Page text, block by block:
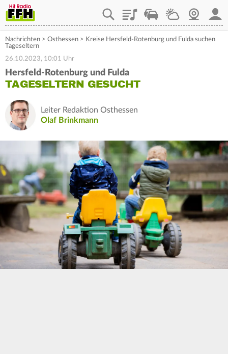
PlaylistStaupilotWetterWebcam
Nachrichten > Osthessen > Kreise Hersfeld-Rotenburg und Fulda suchen
Tageseltern
26.10.2023, 10:01 Uhr
Hersfeld-Rotenburg und Fulda
TAGESELTERN GESUCHT
Leiter Redaktion Osthessen
Olaf Brinkmann